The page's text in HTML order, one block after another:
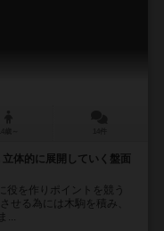
体的に展開していく盤面
を作りポイントを競う
せる為には木駒を積み、
...